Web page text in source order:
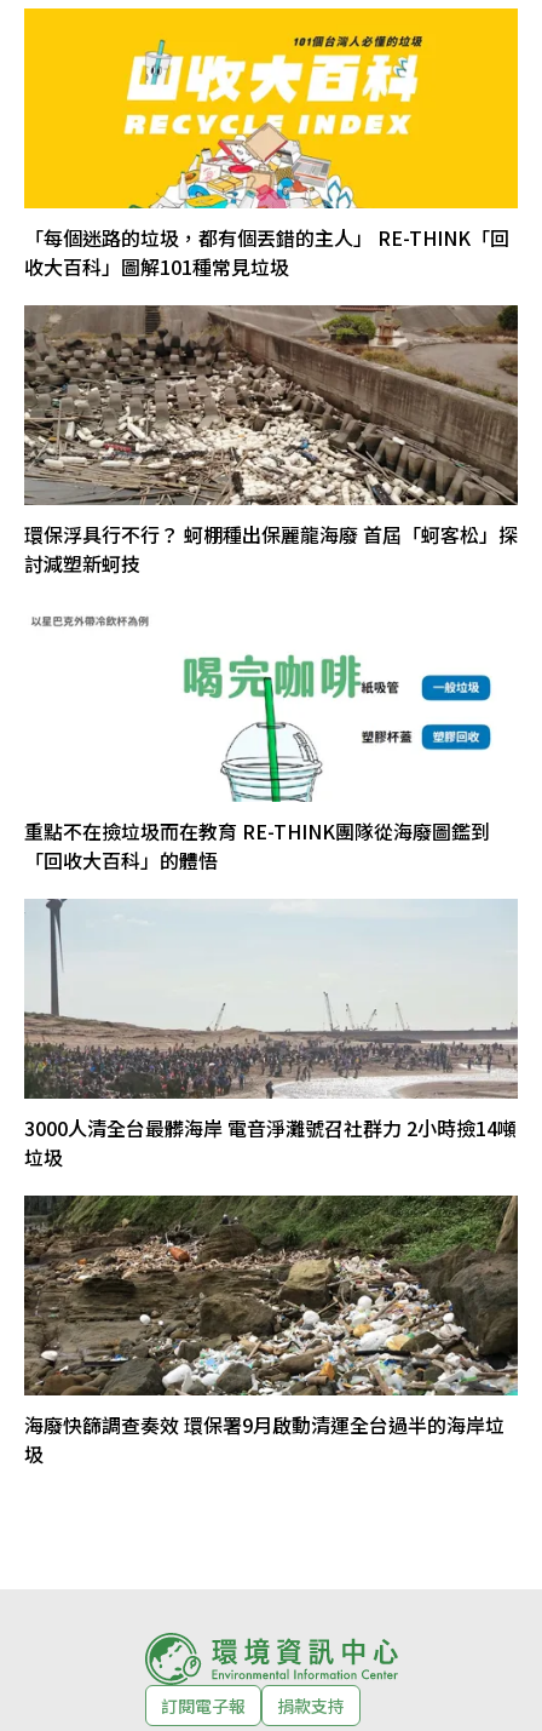
「每個迷路的垃圾，都有個丟錯的主人」 RE-THINK「回
收大百科」圖解101種常見垃圾
環保浮具行不行？ 蚵棚種出保麗龍海廢 首屆「蚵客松」探
討減塑新蚵技
重點不在撿垃圾而在教育 RE-THINK團隊從海廢圖鑑到
「回收大百科」的體悟
3000人清全台最髒海岸 電音淨灘號召社群力 2小時撿14噸
垃圾
海廢快篩調查奏效 環保署9月啟動清運全台過半的海岸垃
圾
訂閱電子報 捐款支持